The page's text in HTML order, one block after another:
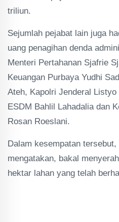
triliun.
Sejumlah pejabat lain juga
uang penagihan denda
Menteri Pertahanan Sjafrie
Keuangan Purbaya Yudhi
Ateh, Kapolri Jenderal
ESDM Bahlil Lahadalia dan
Rosan Roeslani.
Dalam kesempatan
mengatakan, bakal
hektar lahan yang telah